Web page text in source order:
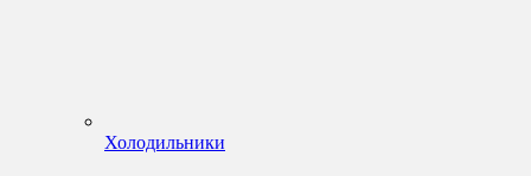
Холодильники